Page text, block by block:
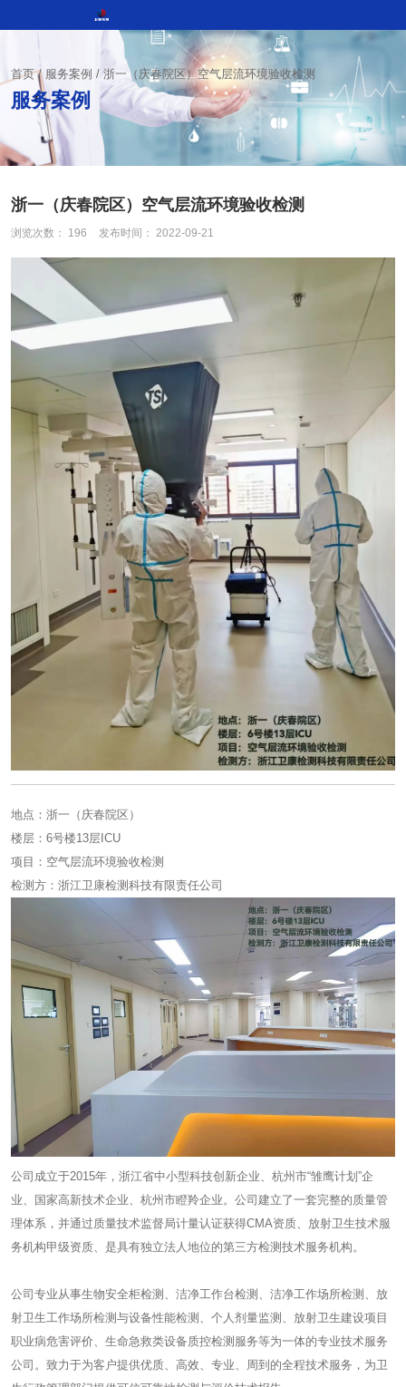
首页/ 服务案例 / 浙一（庆春院区）空气层流环境验收检测
服务案例
浙一（庆春院区）空气层流环境验收检测
浏览次数： 196 发布时间： 2022-09-21
地点：浙一（庆春院区）
楼层：6号楼13层ICU
项目：空气层流环境验收检测
检测方：浙江卫康检测科技有限责任公司
公司成立于2015年，浙江省中小型科技创新企业、杭州市“雏鹰计划”企
业、国家高新技术企业、杭州市瞪羚企业。公司建立了一套完整的质量管
理体系，并通过质量技术监督局计量认证获得CMA资质、放射卫生技术服
务机构甲级资质、是具有独立法人地位的第三方检测技术服务机构。
公司专业从事生物安全柜检测、洁净工作台检测、洁净工作场所检测、放
射卫生工作场所检测与设备性能检测、个人剂量监测、放射卫生建设项目
职业病危害评价、生命急救类设备质控检测服务等为一体的专业技术服务
公司。致力于为客户提供优质、高效、专业、周到的全程技术服务，为卫